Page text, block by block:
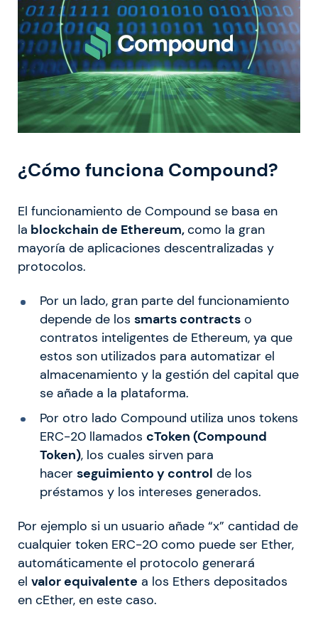
¿Cómo funciona Compound?
El funcionamiento de Compound se basa en
la blockchain de Ethereum,como la gran
mayoría de aplicaciones descentralizadas y
protocolos.
Por un lado, gran parte del funcionamiento
depende de los smarts contractso
contratos inteligentes de Ethereum, ya que
estos son utilizados para automatizar el
almacenamiento y la gestión del capital que
se añade a la plataforma.
Por otro lado Compound utiliza unos tokens
ERC-20 llamados cToken (Compound
Token), los cuales sirven para
hacer seguimiento y control de los
préstamos y los intereses generados.
Por ejemplo si un usuario añade “x” cantidad de
cualquier token ERC-20 como puede ser Ether,
automáticamente el protocolo generará
el valor equivalente a los Ethers depositados
en cEther, en este caso.